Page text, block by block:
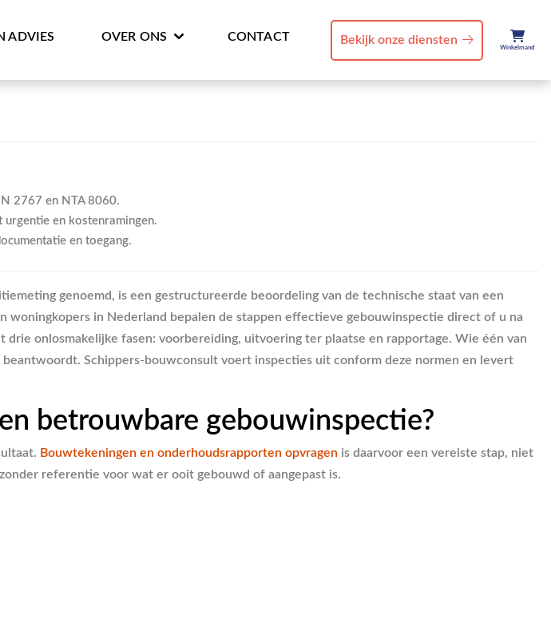
ADVIES OVER ONS CONTACT
Winkelmand
Bekijk onze diensten
2767 en NTA 8060.
en kostenramingen.
en toegang.
genoemd, is een gestructureerde beoordeling van de technische staat van een
woningkopers in Nederland bepalen de stappen effectieve gebouwinspectie direct of u na
onlosmakelijke fasen: voorbereiding, uitvoering ter plaatse en rapportage. Wie één van
Schippers-bouwconsult voert inspecties uit conform deze normen en levert
betrouwbare gebouwinspectie?
Bouwtekeningen en onderhoudsrapporten opvragen is daarvoor een vereiste stap, niet
referentie voor wat er ooit gebouwd of aangepast is.